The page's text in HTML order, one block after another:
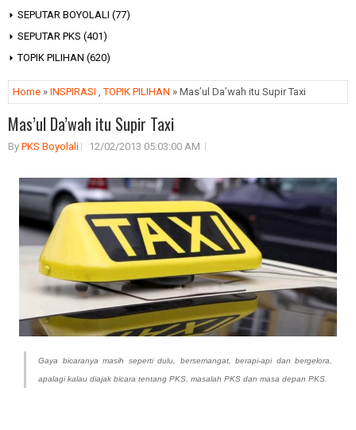
SEPUTAR BOYOLALI (77)
SEPUTAR PKS (401)
TOPIK PILIHAN (620)
Home » INSPIRASI ,TOPIK PILIHAN » Mas’ul Da’wah itu Supir Taxi
Mas’ul Da’wah itu Supir Taxi
By PKS Boyolali 12/02/2013 05:03:00 AM
Gaya bicaranya masih seperti dulu, bersemangat, berapi-api dan bergelora,
apalagi kalau diajak bicara tentang PKS, masalah PKS dan masa depan PKS.